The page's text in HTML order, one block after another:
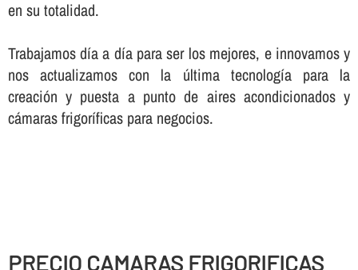
en su totalidad.
Trabajamos dí­a a dí­a para ser los mejores, e innovamos y
nos actualizamos con la última tecnologí­a para la
creación y puesta a punto de aires acondicionados y
cámaras frigorí­ficas para negocios.
PRECIO CAMARAS FRIGORIFICAS